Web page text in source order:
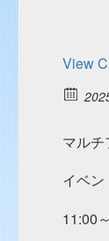
View
マルチ
イベ
11:00